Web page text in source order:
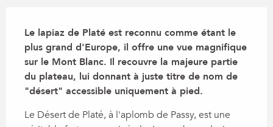
Le lapiaz de Platé est reconnu comme étant le
plus grand d'Europe, il offre une vue magnifique
sur le Mont Blanc. Il recouvre la majeure partie
du plateau, lui donnant à juste titre de nom de
"désert" accessible uniquement à pied.
Le Désert de Platé, à l'aplomb de Passy, est une